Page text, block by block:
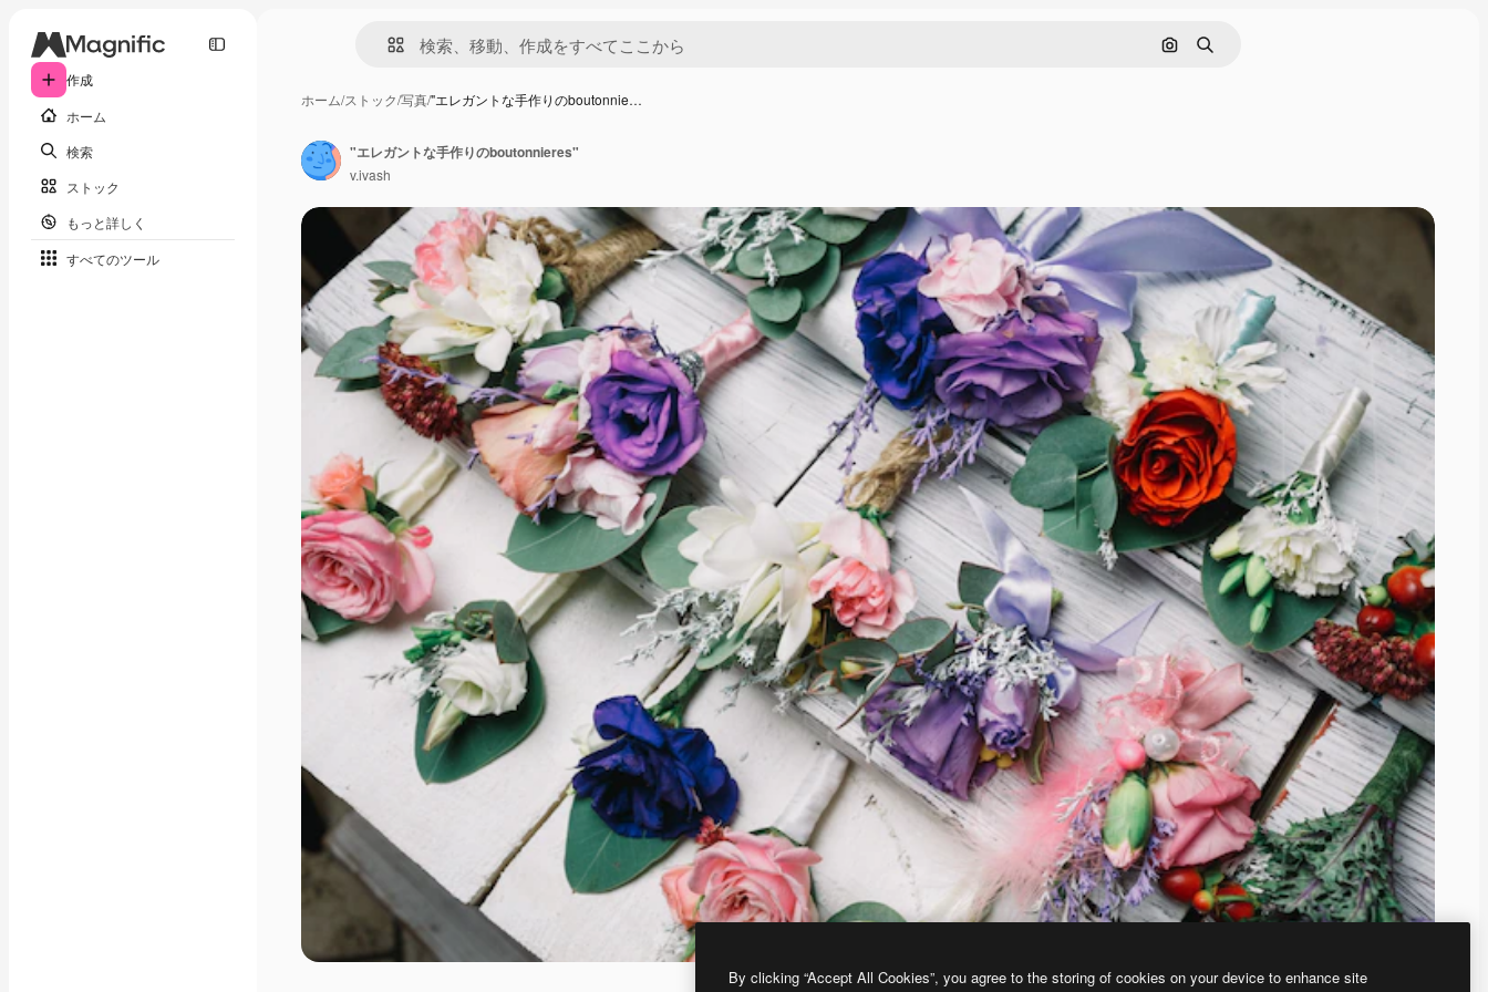
作成
ホーム
検索
ストック
もっと詳しく
すべてのツール
画像で検索
検索
ホーム/ストック/写真/"エレガントな手作りのboutonnie…
"エレガントな手作りのboutonnieres"
v.ivash
By clicking “Accept All Cookies”, you agree to the storing of cookies on your device to enhance site